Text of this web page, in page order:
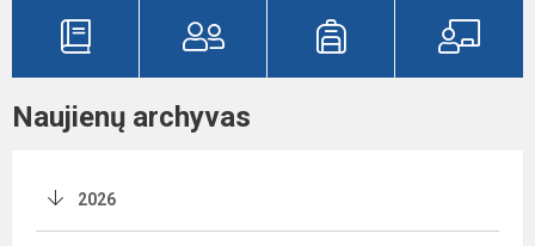
Naujienų archyvas
2026